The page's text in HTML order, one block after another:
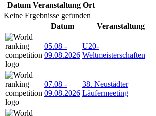
Datum Veranstaltung Ort
Keine Ergebnisse gefunden
Datum
Veranstaltung
05.08 -
09.08.2026
U20-
Weltmeisterschaften
07.08 -
09.08.2026
38. Neustädter
Läufermeeting